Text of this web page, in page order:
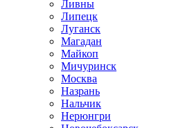
Ливны
Липецк
Луганск
Магадан
Майкоп
Мичуринск
Москва
Назрань
Нальчик
Нерюнгри